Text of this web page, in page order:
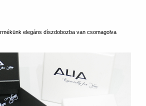
elegáns díszdobozba van csomagolva